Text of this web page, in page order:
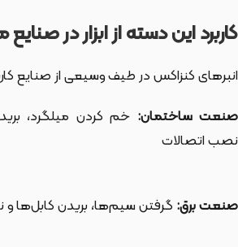
کاربرد این دسته از ابزار در
انبرهای کنزاکس در طیف وسیعی از صنایع
صنعت ساختمان: خم کردن میلگرد،
نصب اتصالات
صنعت برق: گرفتن سیم‌ها، بریدن کابل‌ها و